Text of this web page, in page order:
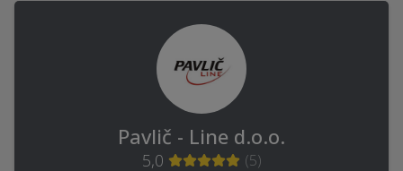
Pavlič - Line d.o.o.
5,0 (5)